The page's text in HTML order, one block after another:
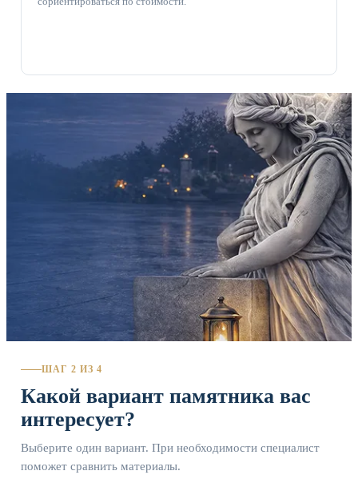
ШАГ 2 ИЗ 4
Какой вариант памятника вас
интересует?
Выберите один вариант. При необходимости специалист
поможет сравнить материалы.